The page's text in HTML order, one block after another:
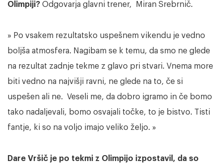
Olimpiji? Odgovarja glavni trener, Miran Srebrnič.
» Po vsakem rezultatsko uspešnem vikendu je vedno
boljša atmosfera. Nagibam se k temu, da smo ne glede
na rezultat zadnje tekme z glavo pri stvari. Vnema more
biti vedno na najvišji ravni, ne glede na to, če si
uspešen ali ne. Veseli me, da dobro igramo in če bomo
tako nadaljevali, bomo osvajali točke, to je bistvo. Tisti
fantje, ki so na voljo imajo veliko željo. »
Dare Vršič je po tekmi z Olimpijo izpostavil, da so